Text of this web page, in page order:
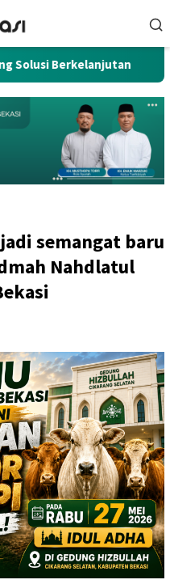
Idul
semangat baru
Nahdlatul